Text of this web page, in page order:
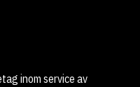
inom service av